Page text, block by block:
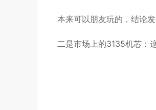
本来可以朋友玩的，结论
二是市场上的3135机芯：